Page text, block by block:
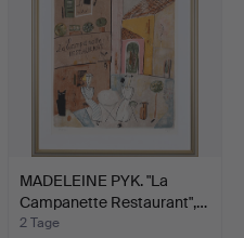
MADELEINE PYK. "La
Campanette Restaurant",…
2 Tage